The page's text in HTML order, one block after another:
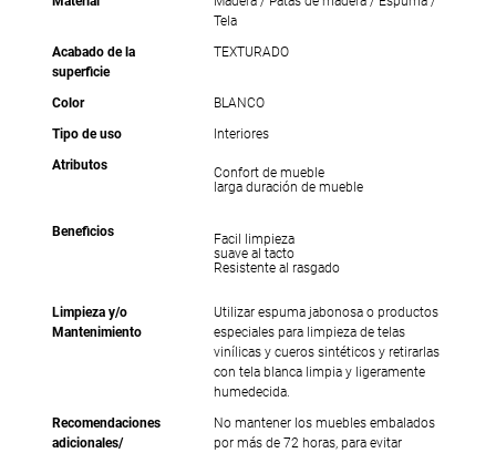
Tela
Acabado de la
superficie
TEXTURADO
Color
BLANCO
Tipo de uso
Interiores
Atributos
Confort de mueble
larga duración de mueble
Beneficios
Facil limpieza
suave al tacto
Resistente al rasgado
Limpieza y/o
Mantenimiento
Utilizar espuma jabonosa o productos
especiales para limpieza de telas
vinílicas y cueros sintéticos y retirarlas
con tela blanca limpia y ligeramente
humedecida.
Recomendaciones
adicionales/
No mantener los muebles embalados
por más de 72 horas, para evitar